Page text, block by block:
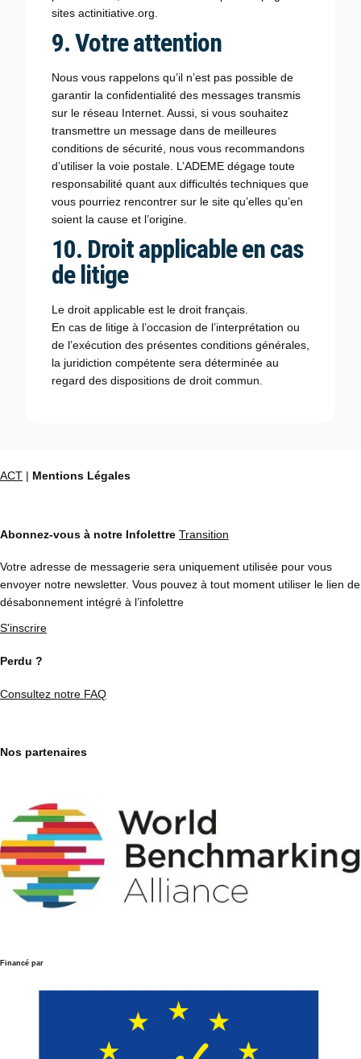
sites actinitiative.org.
9. Votre attention
Nous vous rappelons qu’il n’est pas possible de
garantir la confidentialité des messages transmis
sur le réseau Internet. Aussi, si vous souhaitez
transmettre un message dans de meilleures
conditions de sécurité, nous vous recommandons
d’utiliser la voie postale. L’ADEME dégage toute
responsabilité quant aux difficultés techniques que
vous pourriez rencontrer sur le site qu’elles qu’en
soient la cause et l’origine.
10. Droit applicable en cas
de litige
Le droit applicable est le droit français.
En cas de litige à l’occasion de l’interprétation ou
de l’exécution des présentes conditions générales,
la juridiction compétente sera déterminée au
regard des dispositions de droit commun.
ACT | Mentions Légales
Abonnez-vous à notre Infolettre Transition
Votre adresse de messagerie sera uniquement utilisée pour vous
envoyer notre newsletter. Vous pouvez à tout moment utiliser le lien de
désabonnement intégré à l’infolettre
S'inscrire
Perdu ?
Consultez notre FAQ
Nos partenaires
Financé par